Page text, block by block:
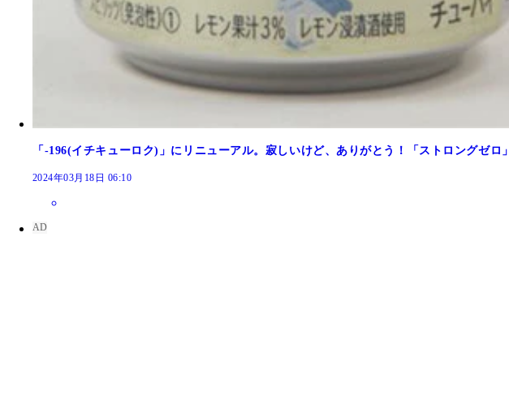
「‐196(イチキューロク)」にリニューアル。寂しいけど、ありがとう！「ストロングゼロ」
2024年03月18日 06:10